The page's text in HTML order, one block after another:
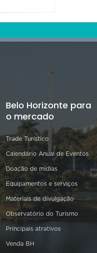
Belo Horizonte para
o mercado
Trade Turístico
Calendário Anual de Eventos
Doação de mídias
Equipamentos e serviços
Materiais de divulgação
Observatório do Turismo
Principais atrativos
Venda BH